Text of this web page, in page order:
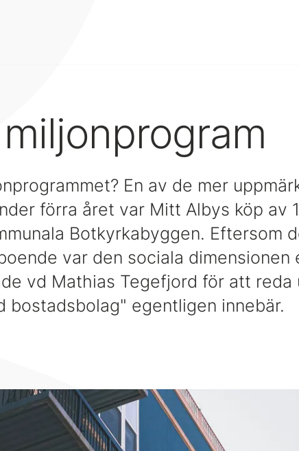
En av de mer
förra året var Mitt Albys köp av
Botkyrkabyggen. Eftersom
var den sociala dimensionen
vd Mathias Tegefjord för att reda
bostadsbolag" egentligen innebär.